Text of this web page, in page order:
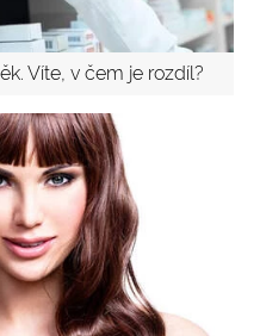
Víte, v čem je rozdíl?